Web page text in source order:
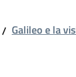
/ Galileo e la